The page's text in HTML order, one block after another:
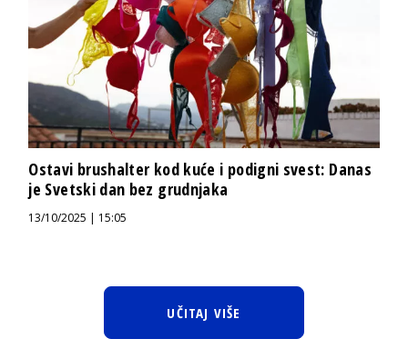
Ostavi brushalter kod kuće i podigni svest: Danas
je Svetski dan bez grudnjaka
13/10/2025 | 15:05
UČITAJ VIŠE